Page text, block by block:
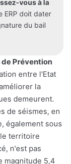
vous à la
ERP doit dater
du bail
Prévention
entre l'Etat
la
demeurent.
de séismes, en
également sous
territoire
n'est pas
magnitude 5,4